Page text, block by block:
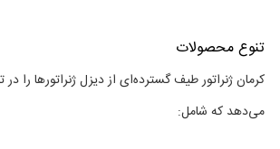
های
مختلف
تنوع محصولات
کرمان ژنراتور طیف گسترده‌ای از دیزل ژنراتورها را در
می‌دهد که شامل: